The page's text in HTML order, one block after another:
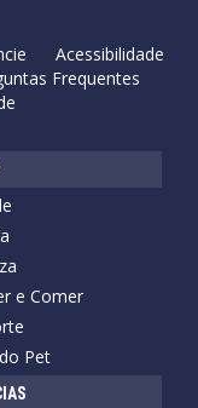
Acessibilidade
Frequentes
e Comer
Pet